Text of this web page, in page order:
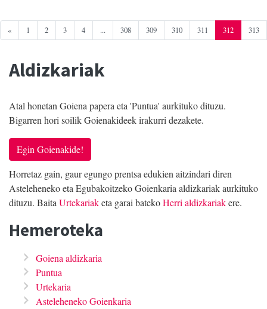
« 1 2 3 4 ... 308 309 310 311 312 313
Aldizkariak
Atal honetan Goiena papera eta 'Puntua' aurkituko dituzu.
Bigarren hori soilik Goienakideek irakurri dezakete.
Egin Goienakide!
Horretaz gain, gaur egungo prentsa edukien aitzindari diren
Asteleheneko eta Egubakoitzeko Goienkaria aldizkariak aurkituko
dituzu. Baita Urtekariaketa garai batekoHerri aldizkariakere.
Hemeroteka
Goiena aldizkaria
Puntua
Urtekaria
Asteleheneko Goienkaria